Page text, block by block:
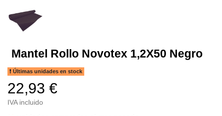
Mantel Rollo Novotex 1,2X50 Negro
Últimas unidades en stock
22,93 €
IVA incluido